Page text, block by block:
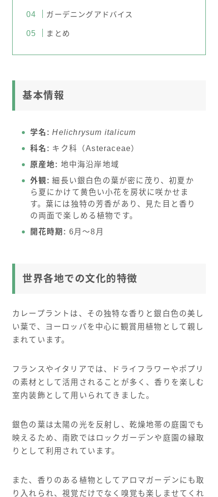
ガーデニングアドバイス
まとめ
基本情報
学名: Helichrysum italicum
科名: キク科（Asteraceae）
原産地: 地中海沿岸地域
外観: 細長い銀白色の葉が密に茂り、初夏か
ら夏にかけて黄色い小花を房状に咲かせま
す。葉には独特の芳香があり、見た目と香り
の両面で楽しめる植物です。
開花時期: 6月〜8月
世界各地での文化的特徴
カレープラントは、その独特な香りと銀白色の美し
い葉で、ヨーロッパを中心に観賞用植物として親し
まれています。
フランスやイタリアでは、ドライフラワーやポプリ
の素材として活用されることが多く、香りを楽しむ
室内装飾として用いられてきました。
銀色の葉は太陽の光を反射し、乾燥地帯の庭園でも
映えるため、南欧ではロックガーデンや庭園の縁取
りとして利用されています。
また、香りのある植物としてアロマガーデンにも取
り入れられ、視覚だけでなく嗅覚も楽しませてくれ